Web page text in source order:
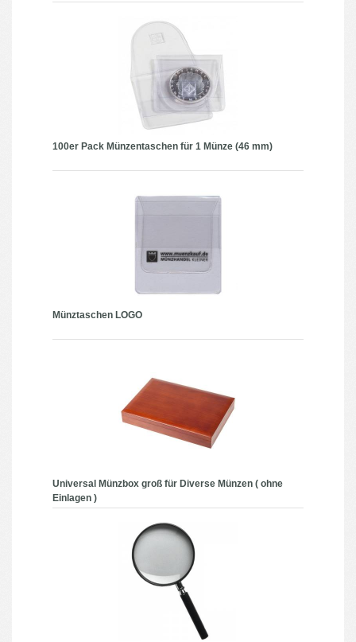
100er Pack Münzentaschen für 1 Münze (46 mm)
Münztaschen LOGO
Universal Münzbox groß für Diverse Münzen ( ohne
Einlagen )